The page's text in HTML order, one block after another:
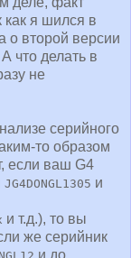
как я шился в
о второй версии
что делать в
не
серийного
то образом
если ваш G4
JG4DONGL1305 и
и т.д.), то вы
же серийник
и до